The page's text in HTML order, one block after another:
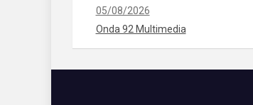
05/08/2026
Onda 92 Multimedia